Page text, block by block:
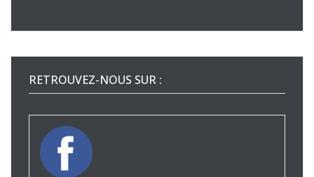
RETROUVEZ-NOUS SUR :